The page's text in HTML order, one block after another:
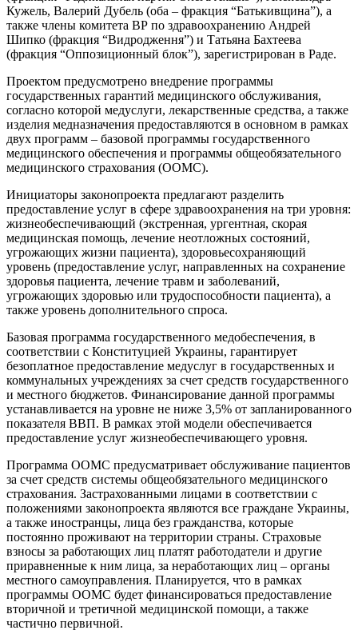
Кужель, Валерий Дубель (оба – фракция “Батькивщина”), а
также члены комитета ВР по здравоохранению Андрей
Шипко (фракция “Видродження”) и Татьяна Бахтеева
(фракция “Оппозиционный блок”), зарегистрирован в Раде.
Проектом предусмотрено внедрение программы
государственных гарантий медицинского обслуживания,
согласно которой медуслуги, лекарственные средства, а также
изделия медназначения предоставляются в основном в рамках
двух программ – базовой программы государственного
медицинского обеспечения и программы общеобязательного
медицинского страхования (ООМС).
Инициаторы законопроекта предлагают разделить
предоставление услуг в сфере здравоохранения на три уровня:
жизнеобеспечивающий (экстренная, ургентная, скорая
медицинская помощь, лечение неотложных состояний,
угрожающих жизни пациента), здоровьесохраняющий
уровень (предоставление услуг, направленных на сохранение
здоровья пациента, лечение травм и заболеваний,
угрожающих здоровью или трудоспособности пациента), а
также уровень дополнительного спроса.
Базовая программа государственного медобеспечения, в
соответствии с Конституцией Украины, гарантирует
безоплатное предоставление медуслуг в государственных и
коммунальных учреждениях за счет средств государственного
и местного бюджетов. Финансирование данной программы
устанавливается на уровне не ниже 3,5% от запланированного
показателя ВВП. В рамках этой модели обеспечивается
предоставление услуг жизнеобеспечивающего уровня.
Программа ООМС предусматривает обслуживание пациентов
за счет средств системы общеобязательного медицинского
страхования. Застрахованными лицами в соответствии с
положениями законопроекта являются все граждане Украины,
а также иностранцы, лица без гражданства, которые
постоянно проживают на территории страны. Страховые
взносы за работающих лиц платят работодатели и другие
приравненные к ним лица, за неработающих лиц – органы
местного самоуправления. Планируется, что в рамках
программы ООМС будет финансироваться предоставление
вторичной и третичной медицинской помощи, а также
частично первичной.